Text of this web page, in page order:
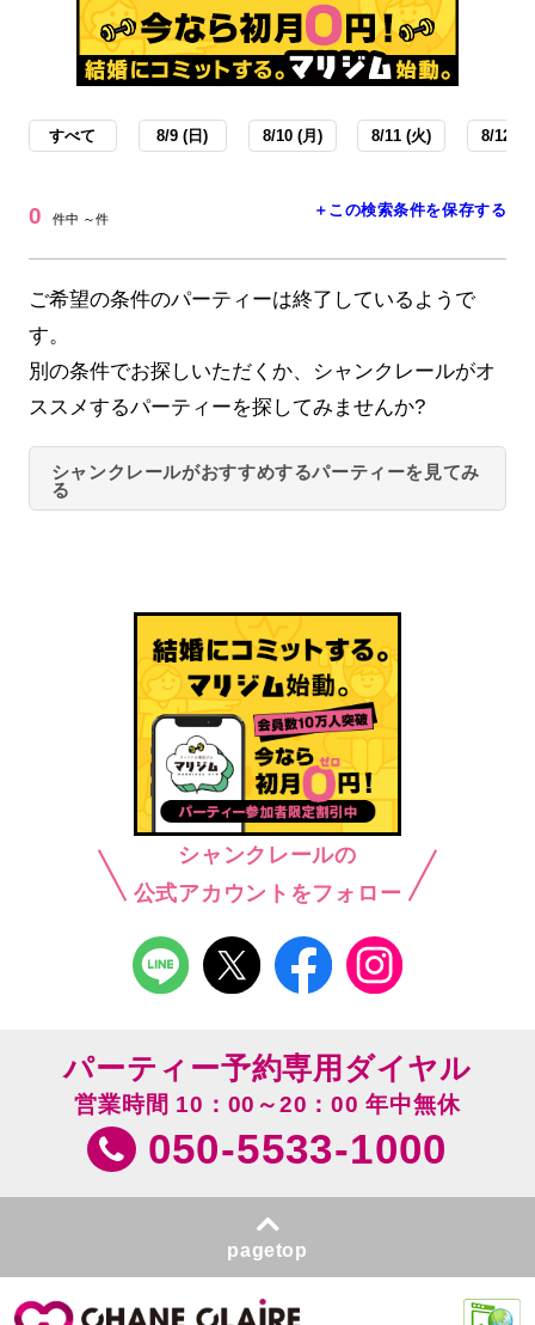
すべて 8/9 (日) 8/10 (月) 8/11 (火) 8/12 (
0 件中 ～件 ＋この検索条件を保存する
ご希望の条件のパーティーは終了しているようで
す。
別の条件でお探しいただくか、シャンクレールがオ
ススメするパーティーを探してみませんか?
シャンクレールがおすすめするパーティーを見てみ
る
シャンクレールの
公式アカウントをフォロー
パーティー予約専用ダイヤル
営業時間 10：00～20：00 年中無休
050-5533-1000
pagetop